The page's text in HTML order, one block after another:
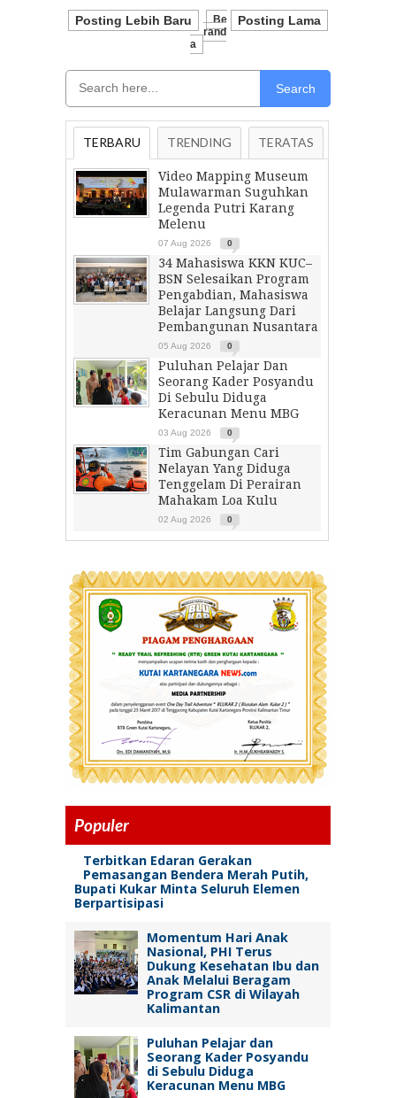
Posting Lebih Baru Posting Lama
Be
Rand
A
Search
TERBARU TRENDING TERATAS
Video Mapping Museum
Mulawarman Suguhkan
Legenda Putri Karang
Melenu
07 Aug 2026 0
34 Mahasiswa KKN KUC–
BSN Selesaikan Program
Pengabdian, Mahasiswa
Belajar Langsung Dari
Pembangunan Nusantara
05 Aug 2026 0
Puluhan Pelajar Dan
Seorang Kader Posyandu
Di Sebulu Diduga
Keracunan Menu MBG
03 Aug 2026 0
Tim Gabungan Cari
Nelayan Yang Diduga
Tenggelam Di Perairan
Mahakam Loa Kulu
02 Aug 2026 0
Populer
Terbitkan Edaran Gerakan
Pemasangan Bendera Merah Putih,
Bupati Kukar Minta Seluruh Elemen
Berpartisipasi
Momentum Hari Anak
Nasional, PHI Terus
Dukung Kesehatan Ibu dan
Anak Melalui Beragam
Program CSR di Wilayah
Kalimantan
Puluhan Pelajar dan
Seorang Kader Posyandu
di Sebulu Diduga
Keracunan Menu MBG